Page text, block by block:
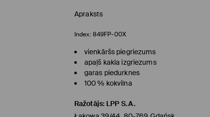
Apraksts
Index: 849FP-00X
vienkāršs piegriezums
apaļš kakla izgriezums
garas piedurknes
100 % kokvilna
Ražotājs: LPP S.A.